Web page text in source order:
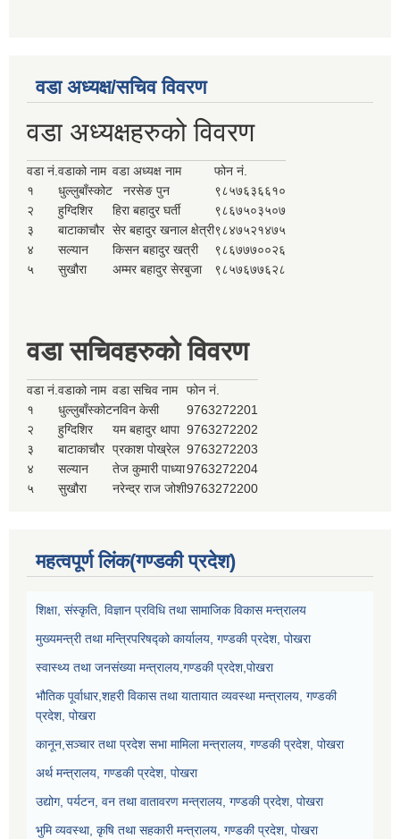
वडा अध्यक्ष/सचिव विवरण
वडा अध्यक्षहरुको विवरण
वडा नं.वडाको नाम वडा अध्यक्ष नाम
फोन नं.
१
धुल्लुबाँस्कोट नरसेङ पुन
९८५७६३६६१०
२
हुग्दिशिर हिरा बहादुर घर्ती
९८६७५०३५०७
३
बाटाकाचौर सेर बहादुर खनाल क्षेत्री९८४७५२१४७५
४
सल्यान किसन बहादुर खत्री
९८६७७७००२६
५
सुखौरा अम्मर बहादुर सेरबुजा ९८५७६७७६२८
वडा सचिवहरुको विवरण
वडा नं.वडाको नाम वडा सचिव नाम
फोन नं.
१
धुल्लुबाँस्कोटनविन केसी
9763272201
२
हुग्दिशिर यम बहादुर थापा 9763272202
३
बाटाकाचौर प्रकाश पोख्रेल 9763272203
४
सल्यान तेज कुमारी पाध्या9763272204
५
सुखौरा नरेन्द्र राज जोशी9763272200
महत्वपूर्ण लिंक(गण्डकी प्रदेश)
शिक्षा, संस्कृति, विज्ञान प्रविधि तथा सामाजिक विकास मन्त्रालय
मुख्यमन्त्री तथा मन्त्रिपरिषद्को कार्यालय, गण्डकी प्रदेश, पोखरा
स्वास्थ्य तथा जनसंख्या मन्त्रालय,गण्डकी प्रदेश,पोखरा
भौतिक पूर्वाधार,शहरी विकास तथा यातायात व्यवस्था मन्त्रालय, गण्डकी
प्रदेश, पोखरा
कानून,सञ्चार तथा प्रदेश सभा मामिला मन्त्रालय, गण्डकी प्रदेश, पोखरा
अर्थ मन्त्रालय, गण्डकी प्रदेश, पोखरा
उद्योग, पर्यटन, वन तथा वातावरण मन्त्रालय, गण्डकी प्रदेश, पोखरा
भुमि व्यवस्था, कृषि तथा सहकारी मन्त्रालय, गण्डकी प्रदेश, पोखरा